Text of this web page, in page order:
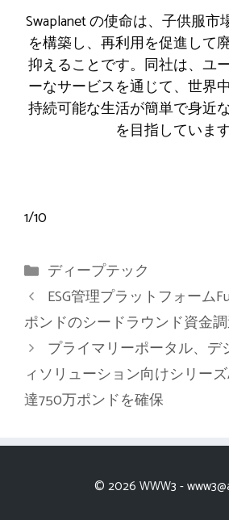
Swaplanet の使命は、子供服
を構築し、再利用を促進して
抑えることです。同社は、ユ
ーなサービスを通じて、世界
持続可能な生活が簡単で身近
を目指しています
1/10
カ
テ
ゴ
リ
ー
ディープテック
ESG管理プラットフォーム
ポンドのシードラウンド資金
プライマリーポータル、デ
ィソリューション向けシリー
達750万ポンドを確保
© 2026 WWW3 -